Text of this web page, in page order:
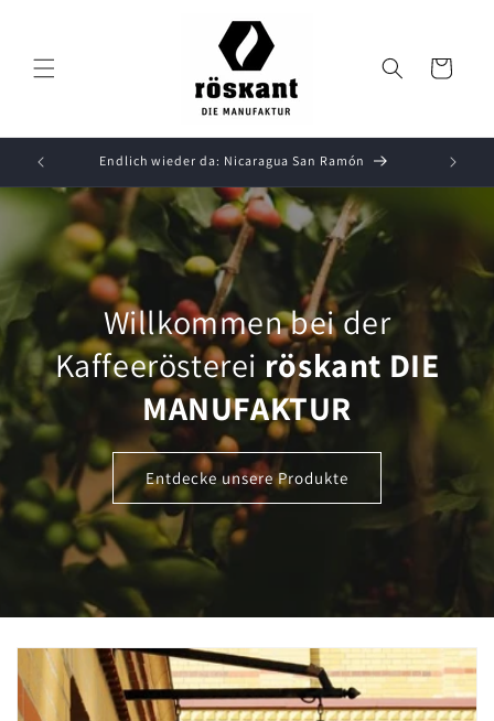
Warenkorb
Endlich wieder da: Nicaragua San Ramón
Willkommen bei der
Kaffeerösterei röskant DIE
MANUFAKTUR
Entdecke unsere Produkte